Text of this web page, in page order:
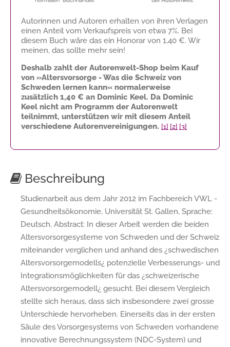
Autorinnen und Autoren erhalten von ihren Verlagen
einen Anteil vom Verkaufspreis von etwa 7%. Bei
diesem Buch wäre das ein Honorar von 1,40 €. Wir
meinen, das sollte mehr sein!
Deshalb zahlt der Autorenwelt-Shop beim Kauf
von »Altersvorsorge - Was die Schweiz von
Schweden lernen kann« normalerweise
zusätzlich 1,40 € an Dominic Keel. Da Dominic
Keel nicht am Programm der Autorenwelt
teilnimmt, unterstützen wir mit diesem Anteil
verschiedene Autorenvereinigungen. [1] [2] [3]
Beschreibung
Studienarbeit aus dem Jahr 2012 im Fachbereich VWL -
Gesundheitsökonomie, Universität St. Gallen, Sprache:
Deutsch, Abstract: In dieser Arbeit werden die beiden
Altersvorsorgesysteme von Schweden und der Schweiz
miteinander verglichen und anhand des ¿schwedischen
Altersvorsorgemodells¿ potenzielle Verbesserungs- und
Integrationsmöglichkeiten für das ¿schweizerische
Altersvorsorgemodell¿ gesucht. Bei diesem Vergleich
stellte sich heraus, dass sich insbesondere zwei grosse
Unterschiede hervorheben. Einerseits das in der ersten
Säule des Vorsorgesystems von Schweden vorhandene
innovative Berechnungssystem (NDC-System) und